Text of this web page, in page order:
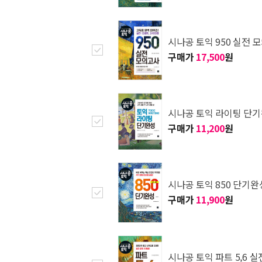
시나공 토익 950 실전
구매가 17,500원
시나공 토익 라이팅 단
구매가 11,200원
시나공 토익 850 단기완
구매가 11,900원
시나공 토익 파트 5,6 실